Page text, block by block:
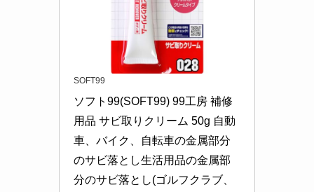
SOFT99
ソフト99(SOFT99) 99工房 補修
用品 サビ取りクリーム 50g 自動
車、バイク、自転車の金属部分
のサビ落とし生活用品の金属部
分のサビ落とし(ゴルフクラブ、